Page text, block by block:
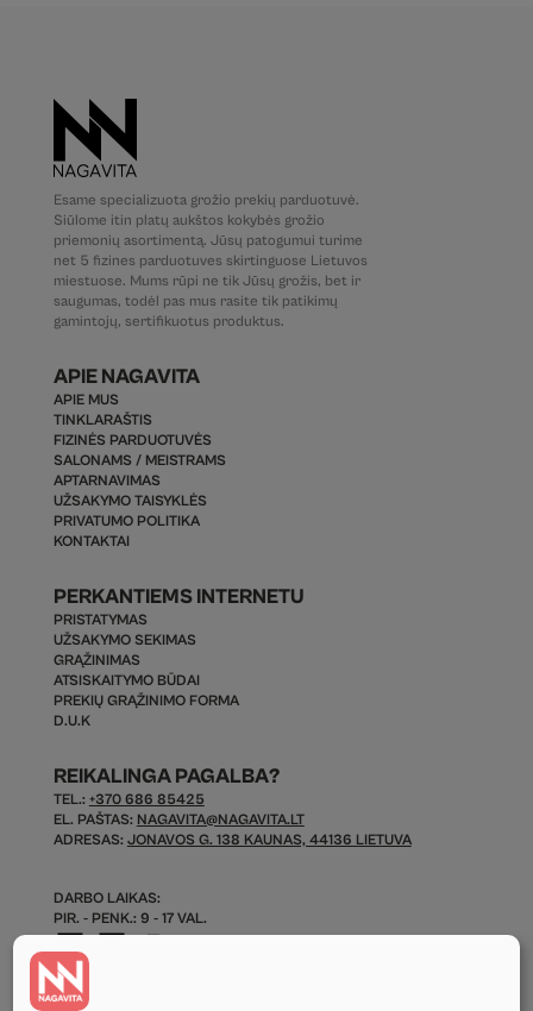
Esame specializuota grožio prekių parduotuvė.
Siūlome itin platų aukštos kokybės grožio
priemonių asortimentą. Jūsų patogumui turime
net 5 fizines parduotuves skirtinguose Lietuvos
miestuose. Mums rūpi ne tik Jūsų grožis, bet ir
saugumas, todėl pas mus rasite tik patikimų
gamintojų, sertifikuotus produktus.
APIE NAGAVITA
APIE MUS
TINKLARAŠTIS
FIZINĖS PARDUOTUVĖS
SALONAMS / MEISTRAMS
APTARNAVIMAS
UŽSAKYMO TAISYKLĖS
PRIVATUMO POLITIKA
KONTAKTAI
PERKANTIEMS INTERNETU
PRISTATYMAS
UŽSAKYMO SEKIMAS
GRĄŽINIMAS
ATSISKAITYMO BŪDAI
PREKIŲ GRĄŽINIMO FORMA
D.U.K
REIKALINGA PAGALBA?
TEL.: +370 686 85425
EL. PAŠTAS: NAGAVITA@NAGAVITA.LT
ADRESAS: JONAVOS G. 138 KAUNAS, 44136 LIETUVA
DARBO LAIKAS:
PIR. - PENK.: 9 - 17 VAL.